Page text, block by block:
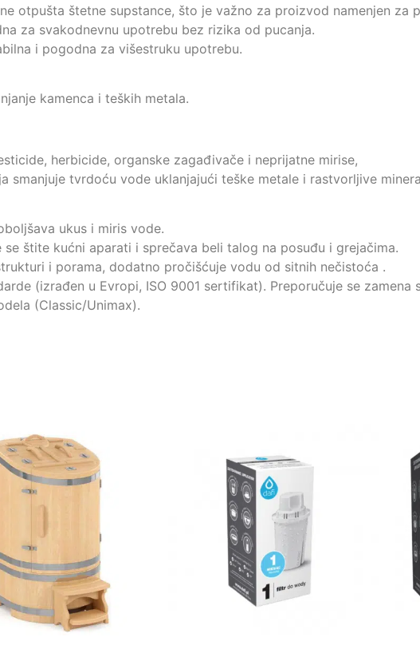
otpušta štetne supstance, što je važno za proizvod namenjen za
za svakodnevnu upotrebu bez rizika od pucanja.
i pogodna za višestruku upotrebu.
kamenca i teških metala.
herbicide, organske zagađivače i neprijatne mirise,
smanjuje tvrdoću vode uklanjajući teške metale i rastvorljive
ukus i miris vode.
štite kućni aparati i sprečava beli talog na posuđu i grejačima.
i porama, dodatno pročišćuje vodu od sitnih nečistoća .
(izrađen u Evropi, ISO 9001 sertifikat). Preporučuje se zamena
(Classic/Unimax).